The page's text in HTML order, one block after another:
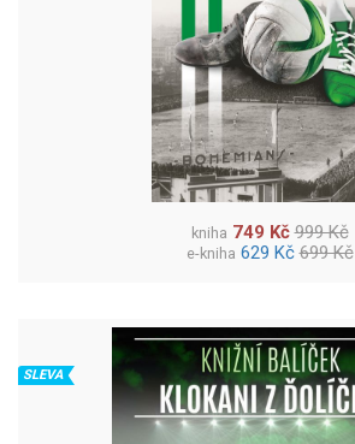
kniha 749 Kč 999 Kč
e-kniha 629 Kč 699 Kč
SLEVA